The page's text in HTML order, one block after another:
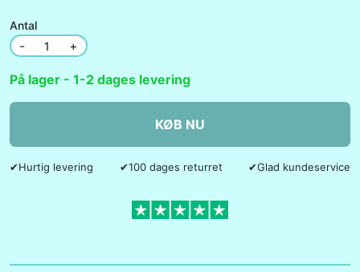
Antal
- +
På lager - 1-2 dages levering
KØB NU
✔Hurtig levering ✔100 dages returret ✔Glad kundeservice